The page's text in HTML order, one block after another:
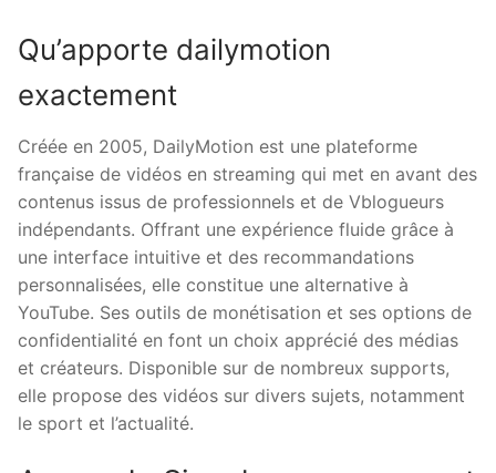
Qu’apporte dailymotion
exactement
Créée en 2005, DailyMotion est une plateforme
française de vidéos en streaming qui met en avant des
contenus issus de professionnels et de Vblogueurs
indépendants. Offrant une expérience fluide grâce à
une interface intuitive et des recommandations
personnalisées, elle constitue une alternative à
YouTube. Ses outils de monétisation et ses options de
confidentialité en font un choix apprécié des médias
et créateurs. Disponible sur de nombreux supports,
elle propose des vidéos sur divers sujets, notamment
le sport et l’actualité.